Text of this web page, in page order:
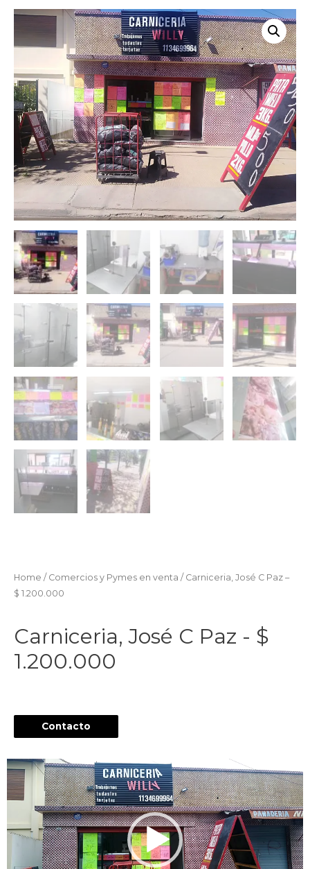
Home / Comercios y Pymes en venta / Carniceria, José C Paz –
$ 1.200.000
Carniceria, José C Paz - $
1.200.000
Contacto
Reproductor
de
vídeo